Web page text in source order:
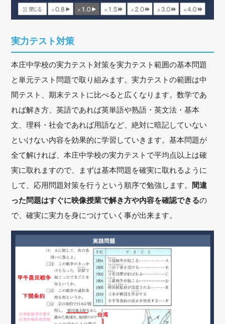
実力テスト対策
本庄中学校の実力テスト対策を実力テスト範囲の基本問題
と単元テスト問題で取り組みます。実力テストの範囲は中
間テスト、期末テストに比べると広くなります。数学であ
れば解き方、英語であれば英単語や熟語・英文法・基本
文、理科・社会であれば用語など、絶対に暗記していない
といけない内容を効果的に学習していきます。基本問題が
全て解ければ、本庄中学校の実力テストで平均点以上は確
実に取れますので、まずは基本問題を確実に取れるように
して、応用問題対策を行うという順序で勉強します。 間違
った問題はすぐに映像授業で解き方や内容を確認できるの
で、確実に実力を身につけていく事が出来ます。